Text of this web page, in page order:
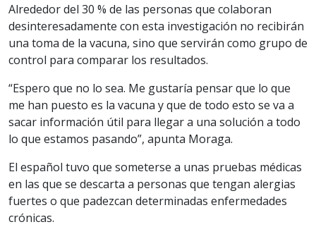
Alrededor del 30 % de las personas que colaboran
desinteresadamente con esta investigación no recibirán
una toma de la vacuna, sino que servirán como grupo de
control para comparar los resultados.
“Espero que no lo sea. Me gustaría pensar que lo que
me han puesto es la vacuna y que de todo esto se va a
sacar información útil para llegar a una solución a todo
lo que estamos pasando”, apunta Moraga.
El español tuvo que someterse a unas pruebas médicas
en las que se descarta a personas que tengan alergias
fuertes o que padezcan determinadas enfermedades
crónicas.